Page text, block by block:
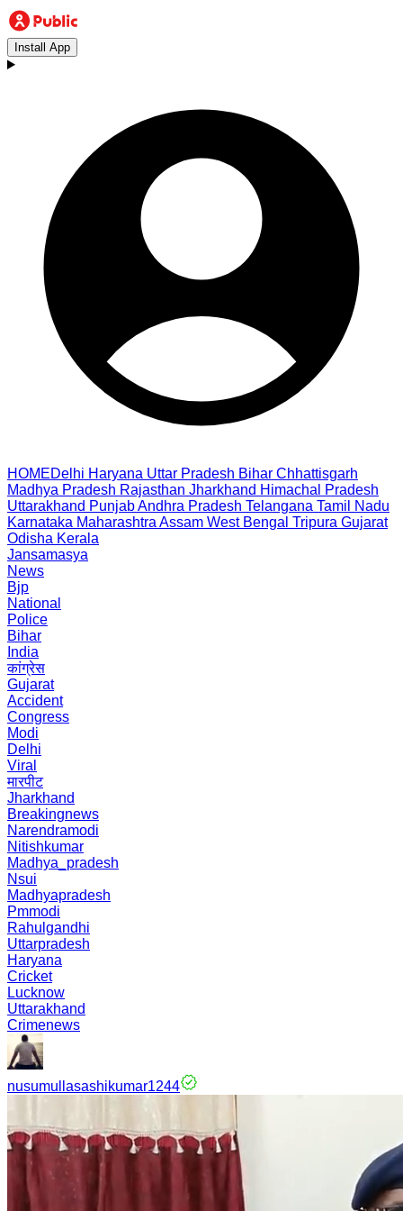
Install App
HOMEDelhi Haryana Uttar Pradesh Bihar Chhattisgarh
Madhya Pradesh Rajasthan Jharkhand Himachal Pradesh
Uttarakhand PunjabAndhra Pradesh Telangana Tamil Nadu
Karnataka Maharashtra Assam West Bengal Tripura Gujarat
Odisha Kerala
Jansamasya
News
Bjp
National
Police
Bihar
India
कांग्रेस
Gujarat
Accident
Congress
Modi
Delhi
Viral
मारपीट
Jharkhand
Breakingnews
Narendramodi
Nitishkumar
Madhya_pradesh
Nsui
Madhyapradesh
Pmmodi
Rahulgandhi
Uttarpradesh
Haryana
Cricket
Lucknow
Uttarakhand
Crimenews
nusumullasashikumar1244